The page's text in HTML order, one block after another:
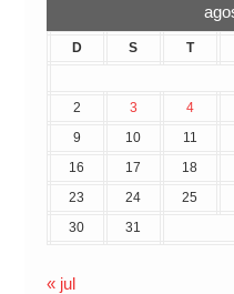
D S T
2
3 4
9
10 11
16
17 18
23
24 25
30
31
« jul